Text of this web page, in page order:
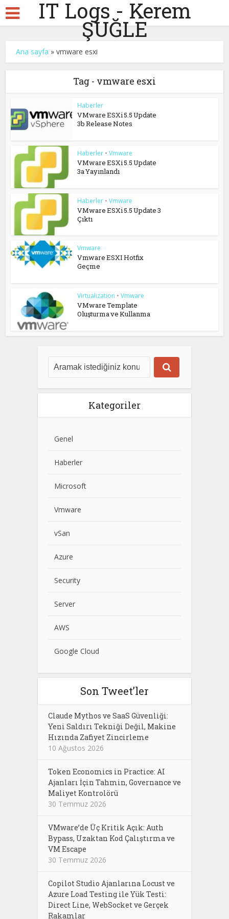
IT Logs - Kerem
ŞUĞLE
Ana sayfa »vmware esxi
Tag - vmware esxi
Haberler
VMware ESXi 5.5 Update
3b Release Notes
Haberler • Vmware
VMware ESXi 5.5 Update
3a Yayınlandı
Haberler • Vmware
VMware ESXi 5.5 Update 3
Çıktı
Vmware
Vmware ESXI Hotfix
Geçme
Virtualization • Vmware
VMware Template
Oluşturma ve Kullanma
Kategoriler
Genel
Haberler
Microsoft
Vmware
vSan
Azure
Security
Server
AWS
Google Cloud
Son Tweet’ler
Claude Mythos ve SaaS Güvenliği:
Yeni Saldırı Tekniği Değil, Makine
Hızında Zafiyet Zincirleme
10 Ağustos 2026
Token Economics in Practice: AI
Ajanları İçin Tahmin, Governance ve
Maliyet Kontrolörü
30 Temmuz 2026
VMware’de Üç Kritik Açık: Auth
Bypass, Uzaktan Kod Çalıştırma ve
VM Escape
30 Temmuz 2026
Copilot Studio Ajanlarına Locust ve
Azure Load Testing ile Yük Testi:
Direct Line, WebSocket ve Gerçek
Rakamlar